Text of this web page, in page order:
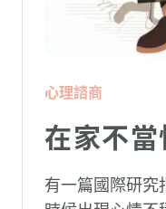
心理諮商
在家不
有一篇國際研究